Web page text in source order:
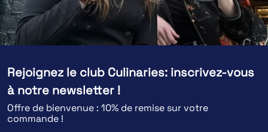
Rejoignez le club Culinaries: inscrivez-vous
à notre newsletter !
Offre de bienvenue : 10% de remise sur votre
commande !